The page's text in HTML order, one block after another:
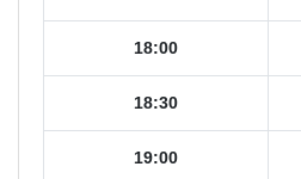
18:00
18:30
19:00